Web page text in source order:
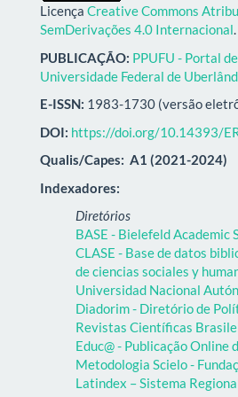
Licença Creative Commons
SemDerivações 4.0 Internacional.
PUBLICAÇÃO: PPUFU - Portal
Universidade Federal de
E-ISSN: 1983-1730 (versão
DOI: https://doi.org/10.14393/
Qualis/Capes: A1 (2021-2024)
Indexadores:
Diretórios
BASE - Bielefeld Academic
CLASE - Base de datos
de ciencias sociales y
Universidad Nacional
Diadorim - Diretório de
Revistas Científicas
Educ@ - Publicação Online
Metodologia Scielo -
Latindex – Sistema